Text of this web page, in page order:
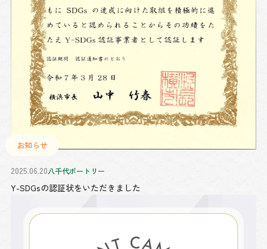
お知らせ
2025.06.20八千代ポートリー
Y-SDGsの認証状をいただきました